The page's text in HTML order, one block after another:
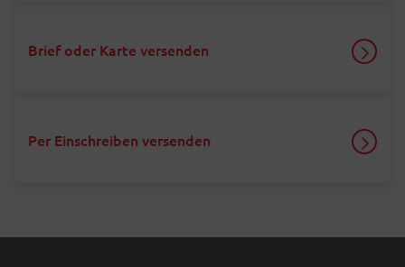
Brief oder Karte versenden
Per Einschreiben versenden